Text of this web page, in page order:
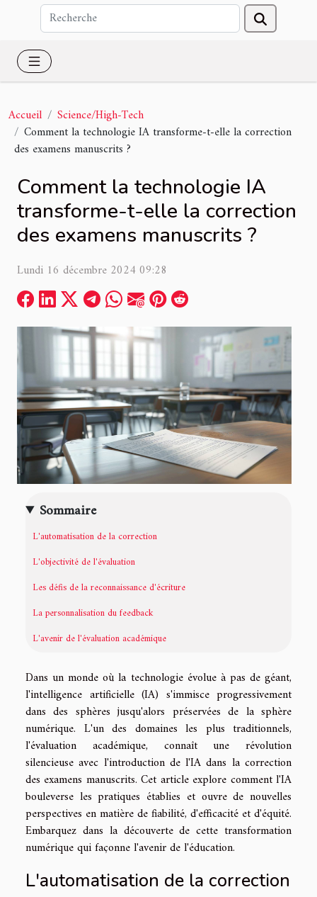
Accueil
Science/High-Tech
Comment la technologie IA transforme-t-elle la correction
des examens manuscrits ?
Comment la technologie IA
transforme-t-elle la correction
des examens manuscrits ?
Lundi 16 décembre 2024 09:28
Sommaire
L'automatisation de la correction
L'objectivité de l'évaluation
Les défis de la reconnaissance d'écriture
La personnalisation du feedback
L'avenir de l'évaluation académique
Dans un monde où la technologie évolue à pas de géant,
l'intelligence artificielle (IA) s'immisce progressivement
dans des sphères jusqu'alors préservées de la sphère
numérique. L'un des domaines les plus traditionnels,
l'évaluation académique, connaît une révolution
silencieuse avec l'introduction de l'IA dans la correction
des examens manuscrits. Cet article explore comment l'IA
bouleverse les pratiques établies et ouvre de nouvelles
perspectives en matière de fiabilité, d'efficacité et d'équité.
Embarquez dans la découverte de cette transformation
numérique qui façonne l'avenir de l'éducation.
L'automatisation de la correction